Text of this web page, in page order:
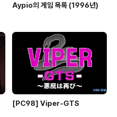
Aypio의 게임 목록 (1996년)
[PC98] Viper-GTS